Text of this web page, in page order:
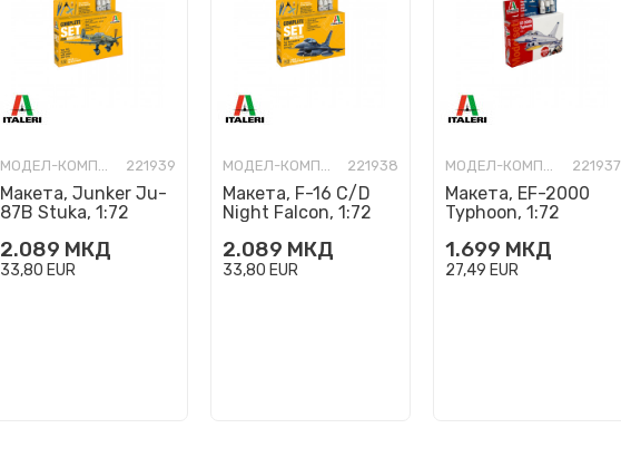
МОДЕЛ-КОМПЛЕТ 221939
Макета, Junker Ju-
87B Stuka, 1:72
2.089 МКД
33,80 EUR
МОДЕЛ-КОМПЛЕТ 221938
Макета, F-16 C/D
Night Falcon, 1:72
2.089 МКД
33,80 EUR
МОДЕЛ-КОМПЛЕТ 221937
Макета, EF-2000
Typhoon, 1:72
1.699 МКД
27,49 EUR